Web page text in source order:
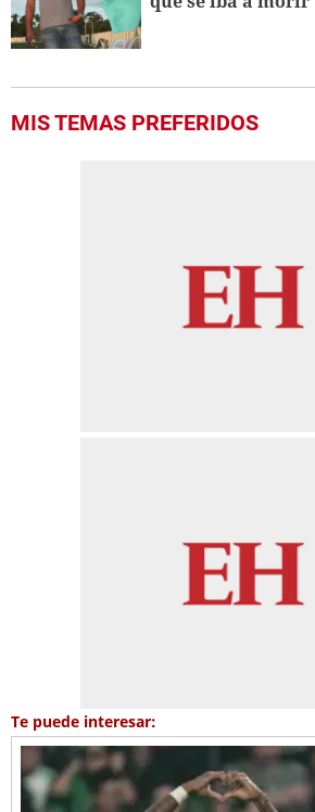
MIS TEMAS PREFERIDOS
Te puede interesar: